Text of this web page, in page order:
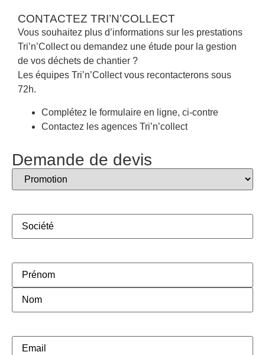
CONTACTEZ TRI’N’COLLECT
Vous souhaitez plus d’informations sur les prestations
Tri’n’Collect ou demandez une étude pour la gestion
de vos déchets de chantier ?
Les équipes Tri’n’Collect vous recontacterons sous
72h.
Complétez le formulaire en ligne, ci-contre
Contactez les agences Tri’n’collect
Demande de devis
Concerne(Nécessaire)
Societe(Nécessaire)
Nom (Nécessaire)
E-
mail(Nécessaire)